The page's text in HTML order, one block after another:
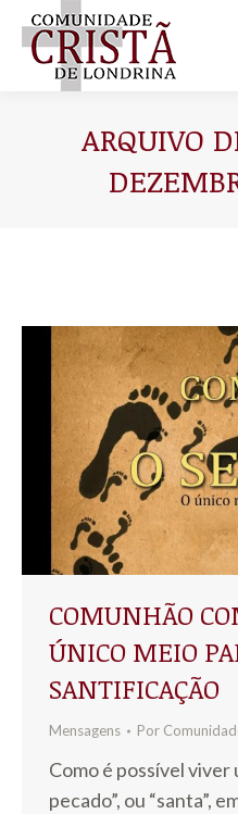
ARQUIVO
COMUNHÃO
ÚNICO MEIO
SANTIFICAÇÃO
Mensagens Por
Como é possível viver
pecado”, ou “santa”,